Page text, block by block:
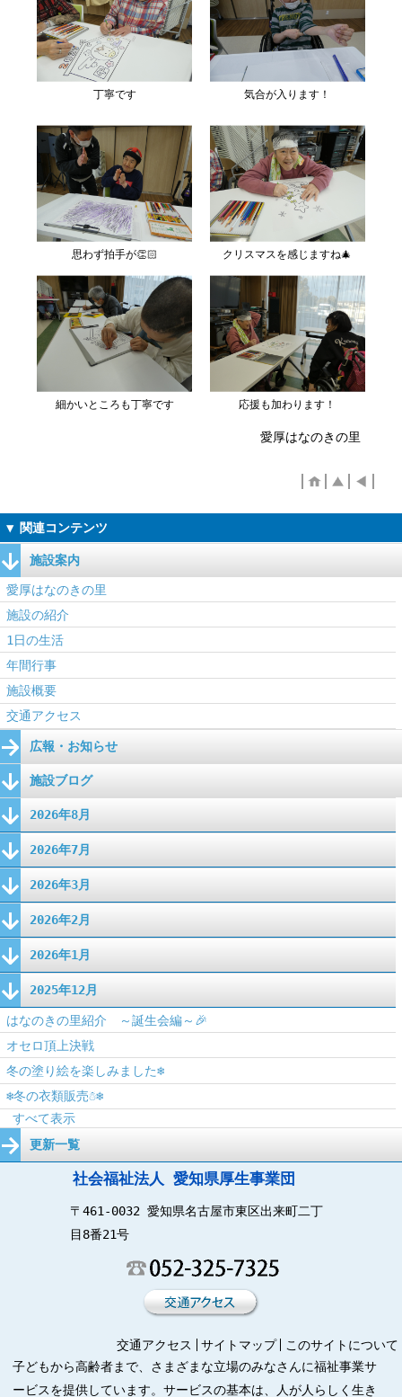
丁寧です 気合が入ります！
思わず拍手が👏🏻 クリスマスを感じますね🎄
細かいところも丁寧です 応援も加わります！
愛厚はなのきの里
施設案内
愛厚はなのきの里
施設の紹介
1日の生活
年間行事
施設概要
交通アクセス
広報・お知らせ
施設ブログ
2026年8月
2026年7月
2026年3月
2026年2月
2026年1月
2025年12月
はなのきの里紹介 ～誕生会編～🎉
オセロ頂上決戦
冬の塗り絵を楽しみました❄️
❄️冬の衣類販売☃️❄️
すべて表示
更新一覧
社会福祉法人 愛知県厚生事業団
〒461-0032 愛知県名古屋市東区出来町二丁
目8番21号
交通アクセス サイトマップ
このサイトについて
子どもから高齢者まで、さまざまな立場のみなさんに福祉事業サ
ービスを提供しています。サービスの基本は、人が人らしく生き